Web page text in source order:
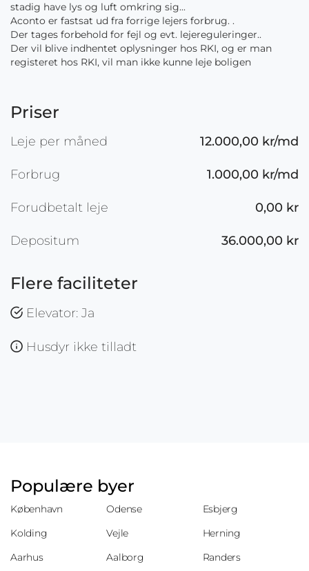
stadig have lys og luft omkring sig...
Aconto er fastsat ud fra forrige lejers forbrug. .
Der tages forbehold for fejl og evt. lejereguleringer..
Der vil blive indhentet oplysninger hos RKI, og er man
registeret hos RKI, vil man ikke kunne leje boligen
Priser
Leje per måned 12.000,00 kr/md
Forbrug 1.000,00 kr/md
Forudbetalt leje 0,00 kr
Depositum 36.000,00 kr
Flere faciliteter
Elevator: Ja
Husdyr ikke tilladt
Populære byer
København Odense
Esbjerg
Kolding
Vejle
Herning
Aarhus
Aalborg Randers